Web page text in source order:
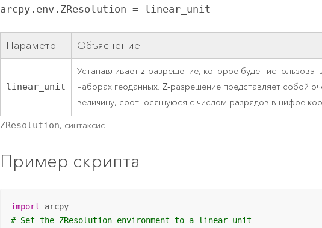
arcpy.env.ZResolution = linear_unit
Параметр Объяснение
linear_unit
Устанавливает z-разрешение, которое будет
наборах геоданных. Z-разрешение представляет собой
величину, соотносящуюся с числом разрядов в цифре
ZResolution, синтаксис
Пример скрипта
import
# Set the ZResolution environment to a linear unit